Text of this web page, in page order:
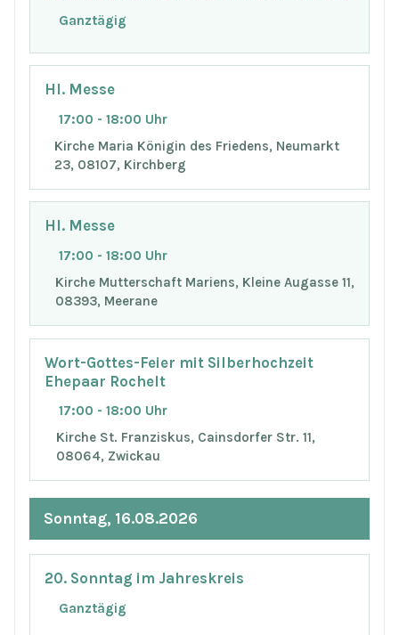
Ganztägig
Hl. Messe
17:00 - 18:00 Uhr
Kirche Maria Königin des Friedens, Neumarkt
23, 08107, Kirchberg
Hl. Messe
17:00 - 18:00 Uhr
Kirche Mutterschaft Mariens, Kleine Augasse 11,
08393, Meerane
Wort-Gottes-Feier mit Silberhochzeit
Ehepaar Rochelt
17:00 - 18:00 Uhr
Kirche St. Franziskus, Cainsdorfer Str. 11,
08064, Zwickau
Sonntag, 16.08.2026
20. Sonntag im Jahreskreis
Ganztägig